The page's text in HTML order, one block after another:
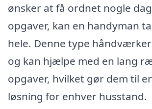
ønsker at få ordnet nogle
opgaver, kan en handyman
hele. Denne type
og kan hjælpe med en lang
opgaver, hvilket gør dem til
løsning for enhver husstand.